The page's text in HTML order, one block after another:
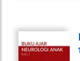
1